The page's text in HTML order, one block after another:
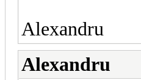
Alexandru
Alexandru